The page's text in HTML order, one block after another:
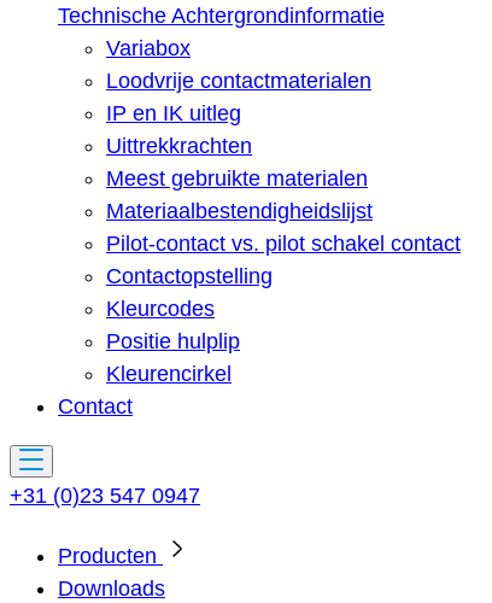
Technische Achtergrondinformatie
Variabox
Loodvrije contactmaterialen
IP en IK uitleg
Uittrekkrachten
Meest gebruikte materialen
Materiaalbestendigheidslijst
Pilot-contact vs. pilot schakel contact
Contactopstelling
Kleurcodes
Positie hulplip
Kleurencirkel
Contact
+31 (0)23 547 0947
Producten
Downloads